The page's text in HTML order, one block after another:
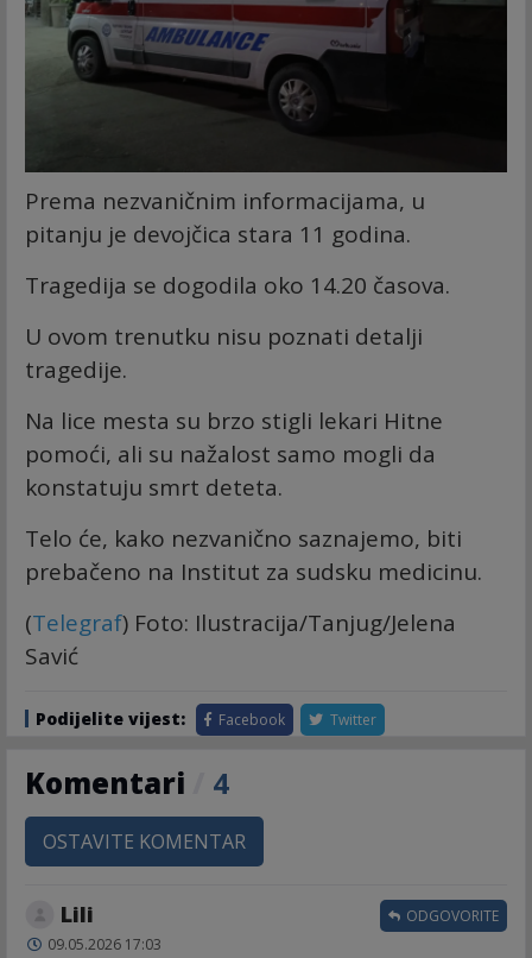
Prema nezvaničnim informacijama, u
pitanju je devojčica stara 11 godina.
Tragedija se dogodila oko 14.20 časova.
U ovom trenutku nisu poznati detalji
tragedije.
Na lice mesta su brzo stigli lekari Hitne
pomoći, ali su nažalost samo mogli da
konstatuju smrt deteta.
Telo će, kako nezvanično saznajemo, biti
prebačeno na Institut za sudsku medicinu.
(Telegraf) Foto: Ilustracija/Tanjug/Jelena
Savić
Podijelite vijest: Facebook Twitter
Komentari 4
OSTAVITE KOMENTAR
Lili
09.05.2026 17:03
ODGOVORITE